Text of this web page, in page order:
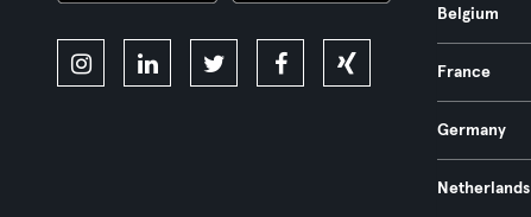
Belgium
France
Germany
Netherlands